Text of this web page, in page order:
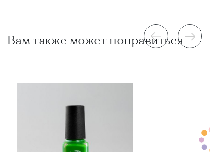
Вам также может понравиться